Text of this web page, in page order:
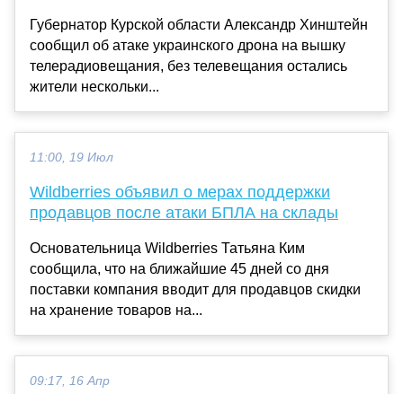
Губернатор Курской области Александр Хинштейн
сообщил об атаке украинского дрона на вышку
телерадиовещания, без телевещания остались
жители нескольки...
11:00, 19 Июл
Wildberries объявил о мерах поддержки
продавцов после атаки БПЛА на склады
Основательница Wildberries Татьяна Ким
сообщила, что на ближайшие 45 дней со дня
поставки компания вводит для продавцов скидки
на хранение товаров на...
09:17, 16 Апр